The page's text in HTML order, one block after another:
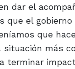
dar el
que el gobierno
que
situación más
terminar